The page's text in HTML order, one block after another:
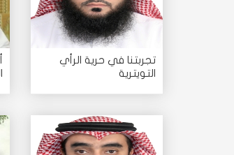
تجربتنا في حرية الرأي
التويترية